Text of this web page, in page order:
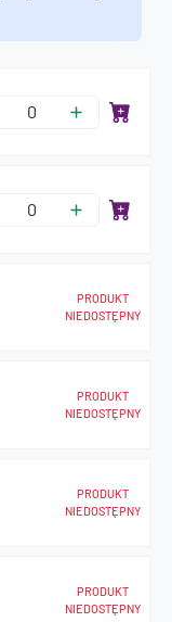
PRODUKT
NIEDOSTĘPNY
PRODUKT
NIEDOSTĘPNY
PRODUKT
NIEDOSTĘPNY
PRODUKT
NIEDOSTĘPNY